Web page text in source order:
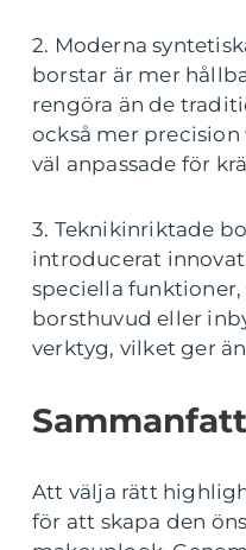
2. Moderna
borstar är mer
rengöra än de
också mer
väl anpassade för
3. Teknikinriktade
introducerat
speciella
borsthuvud eller
verktyg, vilket ger
Att välja rätt
för att skapa den